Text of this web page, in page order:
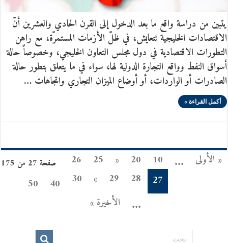
يتبين من دراسة واقع ما بعد الدخول إلى القرن الحادي والعشرين أنّ
الاقتصادات الخليجية تتعايش، في ظلّ الأزمات المستمرّة، مع راهن
التطورات الاقتصادية في دول مجلس التعاون الخليجي، وخصوصاً حالة
أسواق النفط وواقع التجارة الدولية لها، سواء في ما يتعلق بتطور حالة
الصادرات أو الواردات، أو أوضاع الميزان التجاري واتجاهات …
أكمل القراءة »
صفحة 27 من 175 « الأولى ...
10
20
«
25
26
27
28
29
»
30
40
50
...
الأخيرة »